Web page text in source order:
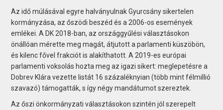
Az idő múlásával egyre halványulnak Gyurcsány sikertelen
kormányzása, az őszödi beszéd és a 2006-os események
emlékei. A DK 2018-ban, az országgyűlési választásokon
önállóan mérette meg magát, átjutott a parlamenti küszöbön,
és kilenc fővel frakciót is alakíthatott. A 2019-es európai
parlamenti voksolás hozta meg az igazi sikert: meglepetésre a
Dobrev Klára vezette listát 16 százaléknyian (több mint félmillió
szavazó) támogatták, s így négy mandátumot szereztek.
Az őszi önkormányzati választásokon szintén jól szerepelt